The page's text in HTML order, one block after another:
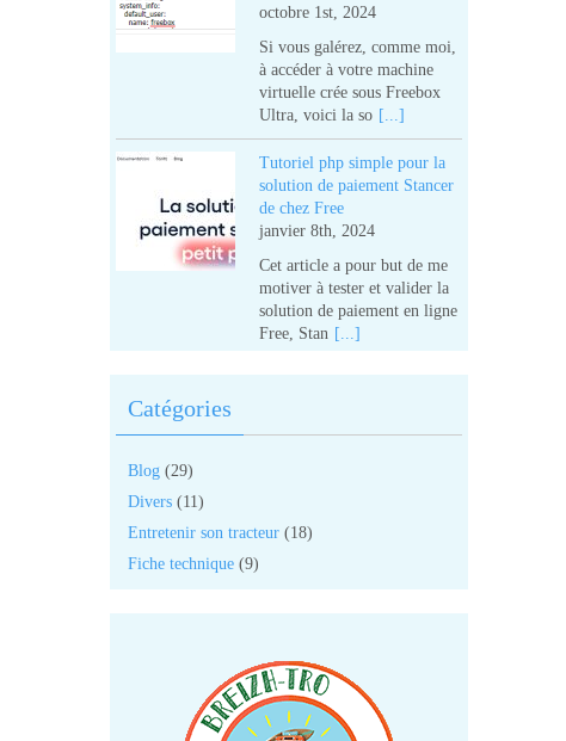
octobre 1st, 2024
Si vous galérez, comme moi,
à accéder à votre machine
virtuelle crée sous Freebox
Ultra, voici la so [...]
Tutoriel php simple pour la
solution de paiement Stancer
de chez Free
janvier 8th, 2024
Cet article a pour but de me
motiver à tester et valider la
solution de paiement en ligne
Free, Stan [...]
Catégories
Blog (29)
Divers (11)
Entretenir son tracteur (18)
Fiche technique (9)